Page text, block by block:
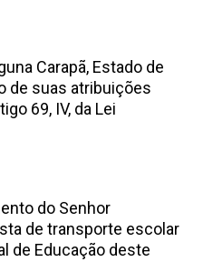
Carapã, Estado de
de suas atribuições
69, IV, da Lei
do Senhor
de transporte escolar
de Educação deste